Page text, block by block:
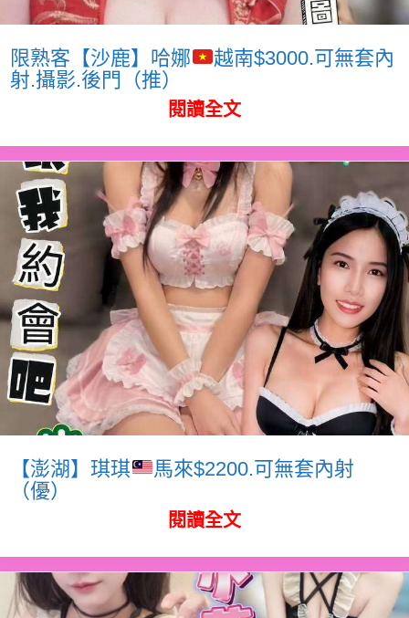
限熟客【沙鹿】哈娜
越南$3000.可無套內
射.攝影.後門（推）
閱讀全文
【澎湖】琪琪
馬來$2200.可無套內射
（優）
閱讀全文